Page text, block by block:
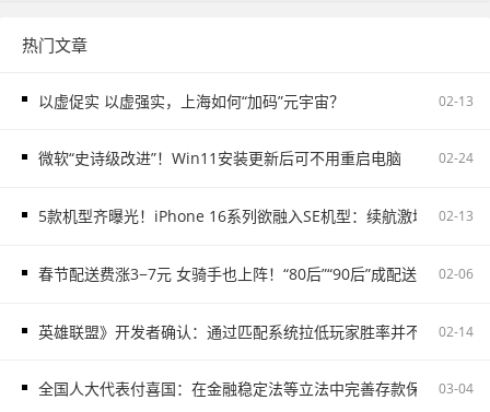
热门文章
以虚促实 以虚强实，上海如何“加码”元宇宙？ 02-13
微软“史诗级改进”！Win11安装更新后可不用重启电脑 02-24
5款机型齐曝光！iPhone 16系列欲融入SE机型：续航激增、8G内
02-13
春节配送费涨3−7元 女骑手也上阵！“80后”“90后”成配送主力02-06
英雄联盟》开发者确认：通过匹配系统拉低玩家胜率并不存在02-14
全国人大代表付喜国：在金融稳定法等立法中完善存款保险制度
03-04